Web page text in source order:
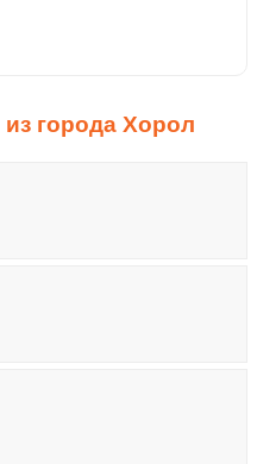
города Хорол